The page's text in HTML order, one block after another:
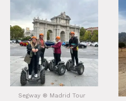
Segway ® Madrid Tour